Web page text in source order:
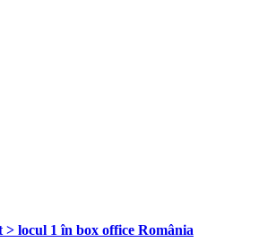
> locul 1 în box office România